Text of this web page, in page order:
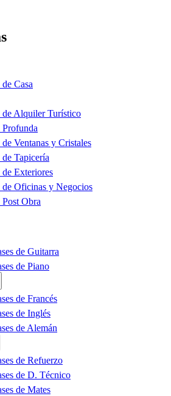
Casa
Alquiler Turístico
Ventanas y Cristales
Tapicería
Exteriores
Oficinas y Negocios
Obra
de Guitarra
de Piano
de Francés
de Inglés
de Alemán
de Refuerzo
de D. Técnico
de Mates